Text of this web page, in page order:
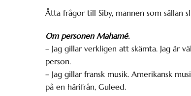
Åtta frågor till Siby, mannen som sällan
Om personen Mahamé.
– Jag gillar verkligen att skämta. Jag är
person.
– Jag gillar fransk musik. Amerikansk
på en härifrån, Guleed.